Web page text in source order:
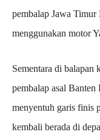
pembalap Jawa
menggunakan motor
Sementara di
pembalap asal Banten
menyentuh garis finis
kembali berada di